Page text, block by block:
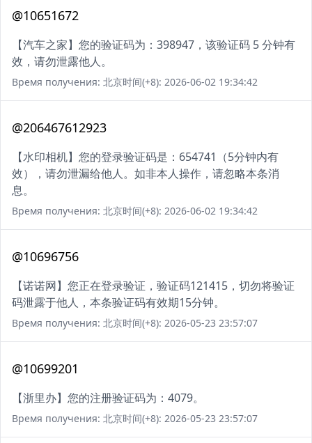
@10651672
【汽车之家】您的验证码为：398947，该验证码 5 分钟有
效，请勿泄露他人。
Время получения: 北京时间(+8): 2026-06-02 19:34:42
@206467612923
【水印相机】您的登录验证码是：654741（5分钟内有
效），请勿泄漏给他人。如非本人操作，请忽略本条消
息。
Время получения: 北京时间(+8): 2026-06-02 19:34:42
@10696756
【诺诺网】您正在登录验证，验证码121415，切勿将验证
码泄露于他人，本条验证码有效期15分钟。
Время получения: 北京时间(+8): 2026-05-23 23:57:07
@10699201
【浙里办】您的注册验证码为：4079。
Время получения: 北京时间(+8): 2026-05-23 23:57:07